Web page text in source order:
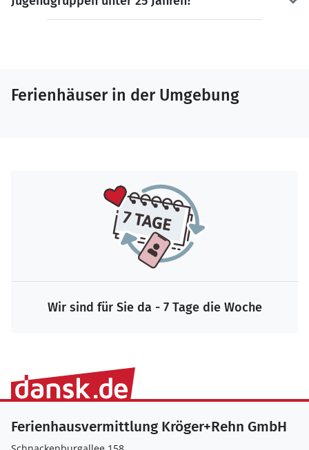
Ferienhäuser in der Umgebung
Wir sind für Sie da - 7 Tage die Woche
Ferienhausvermittlung Kröger+Rehn GmbH